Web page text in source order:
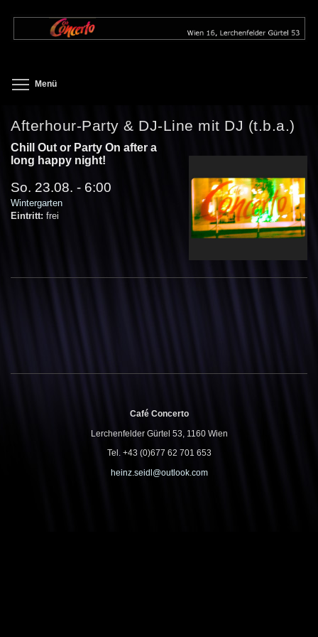
zum
Menü
Afterhour-Party & DJ-Line mit DJ (t.b.a.)
Chill Out or Party On after a
long happy night!
So. 23.08. - 6:00
Wintergarten
Eintritt: frei
Café Concerto
Lerchenfelder Gürtel 53, 1160 Wien
Tel. +43 (0)677 62 701 653
heinz.seidl@outlook.com